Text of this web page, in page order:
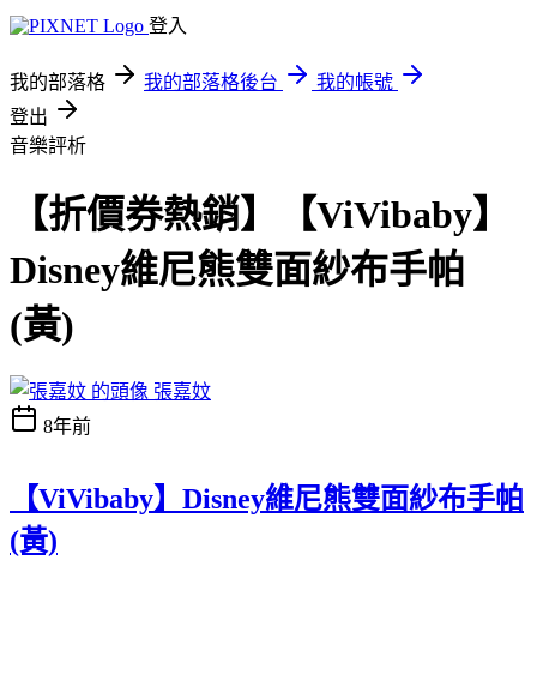
登入
我的部落格 我的部落格後台
我的帳號
登出
音樂評析
【折價券熱銷】【ViVibaby】
Disney維尼熊雙面紗布手帕
(黃)
張嘉妏
8年前
【ViVibaby】Disney維尼熊雙面紗布手帕
(黃)